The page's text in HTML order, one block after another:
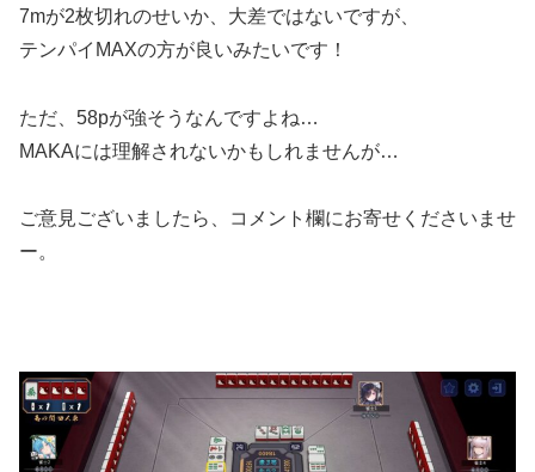
7mが2枚切れのせいか、大差ではないですが、
テンパイMAXの方が良いみたいです！
ただ、58pが強そうなんですよね…
MAKAには理解されないかもしれませんが…
ご意見ございましたら、コメント欄にお寄せくださいませ
ー。